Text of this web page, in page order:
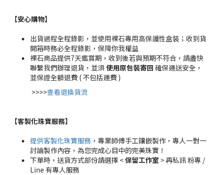
【安心購物】
出貨過程全程錄影，並使用裸石專用高保護性盒裝；收到貨
開箱時務必全程錄影，保障你我權益
裸石商品提供7天鑑賞期，收到後若與預期不符合，請盡快
聯繫我們辦理退貨，並須 使用原包裝寄回 確保運送安全，
並保證全額退費 ( 不包括運費 )
>>>>查看退換貨流
【客製化珠寶服務】
提供客製化珠寶服務 ，專業師傅手工鑲嵌製作，專人一對一
討論製作內容，為您完成心目中的完美珠寶！
下單時，送貨方式部份請選擇 <保留工作室 > 再私訊 粉專 /
Line 有專人服務